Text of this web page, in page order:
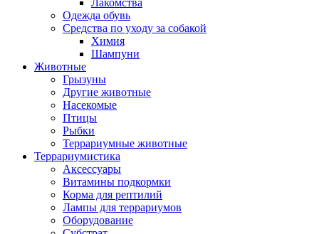
Лакомства
Одежда обувь
Средства по уходу за собакой
Химия
Шампуни
Животные
Грызуны
Другие животные
Насекомые
Птицы
Рыбки
Террариумные животные
Террариумистика
Аксессуары
Витамины подкормки
Корма для рептилий
Лампы для террариумов
Оборудование